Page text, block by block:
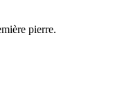
pierre.